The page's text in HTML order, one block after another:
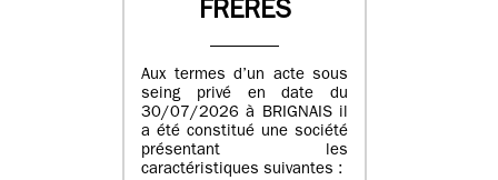
FRERES
Aux termes d’un acte sous
seing privé en date du
30/07/2026 à BRIGNAIS il
a été constitué une société
présentant les
caractéristiques suivantes :